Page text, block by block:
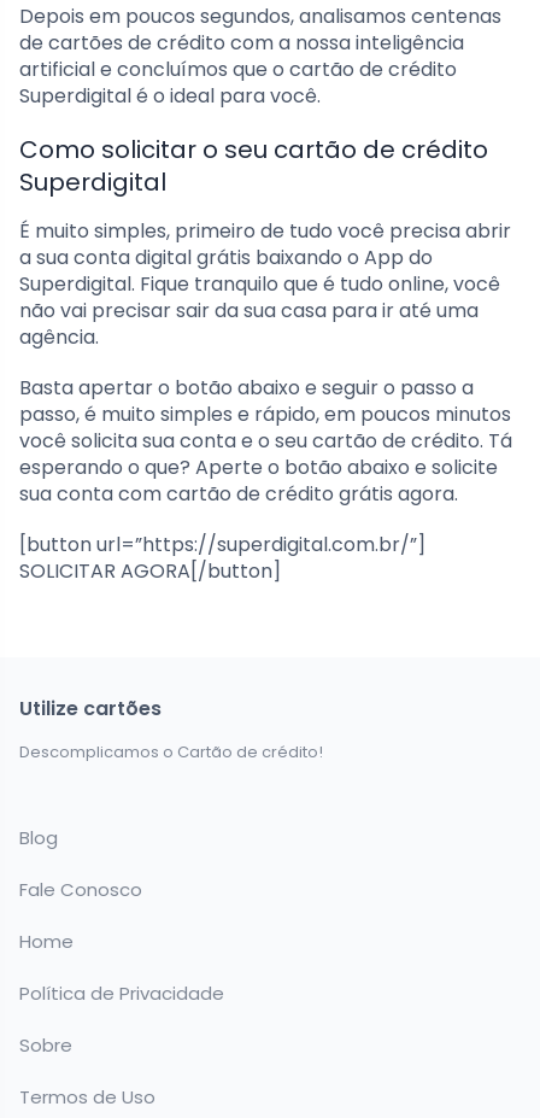
Depois em poucos segundos, analisamos centenas
de cartões de crédito com a nossa inteligência
artificial e concluímos que o cartão de crédito
Superdigital é o ideal para você.
Como solicitar o seu cartão de crédito
Superdigital
É muito simples, primeiro de tudo você precisa abrir
a sua conta digital grátis baixando o App do
Superdigital. Fique tranquilo que é tudo online, você
não vai precisar sair da sua casa para ir até uma
agência.
Basta apertar o botão abaixo e seguir o passo a
passo, é muito simples e rápido, em poucos minutos
você solicita sua conta e o seu cartão de crédito. Tá
esperando o que? Aperte o botão abaixo e solicite
sua conta com cartão de crédito grátis agora.
[button url=”https://superdigital.com.br/”]
SOLICITAR AGORA[/button]
Utilize cartões
Descomplicamos o Cartão de crédito!
Blog
Fale Conosco
Home
Política de Privacidade
Sobre
Termos de Uso